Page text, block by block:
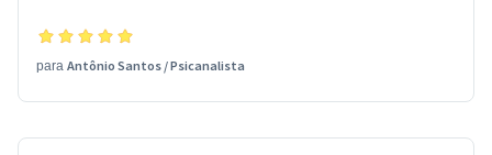
para Antônio Santos /Psicanalista